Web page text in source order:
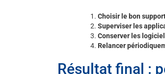
Choisir le bon
Superviser les
Conserver les
Relancer
Résultat final :